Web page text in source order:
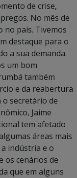
de crise,
No mês de
no país. Tivemos
destaque para o
a sua demanda.
um bom
também
e da reabertura
o secretário de
Jaime
tem afetado
áreas mais
indústria e o
os cenários de
que em alguns